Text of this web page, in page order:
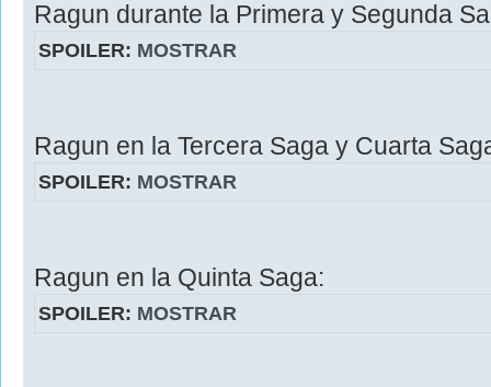
Ragun durante la Primera y Segunda
SPOILER: MOSTRAR
Ragun en la Tercera Saga y Cuarta
SPOILER: MOSTRAR
Ragun en la Quinta Saga:
SPOILER: MOSTRAR